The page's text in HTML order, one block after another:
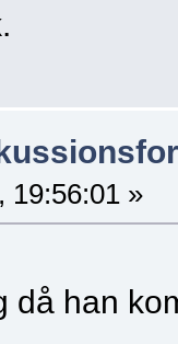
19:56:01 »
då han